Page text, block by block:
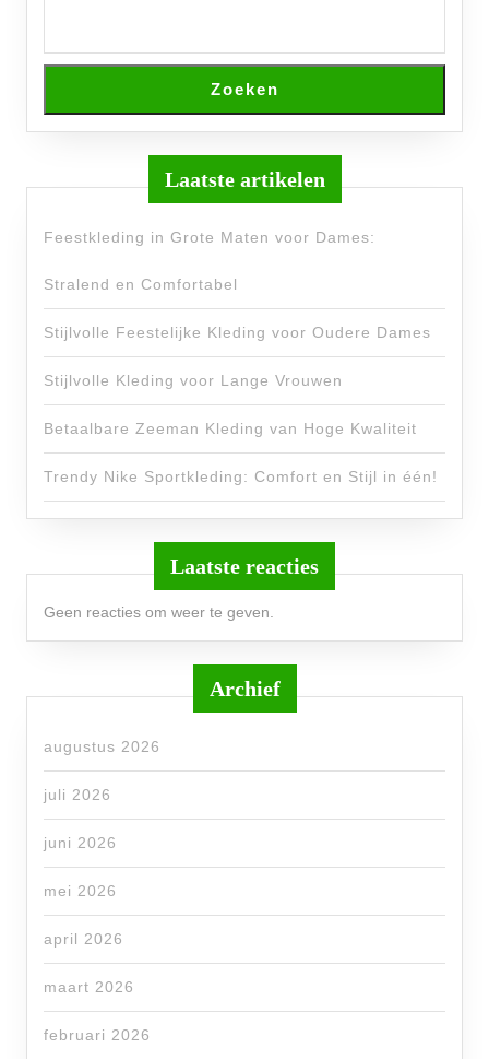
Zoeken
Laatste artikelen
Feestkleding in Grote Maten voor Dames:
Stralend en Comfortabel
Stijlvolle Feestelijke Kleding voor Oudere Dames
Stijlvolle Kleding voor Lange Vrouwen
Betaalbare Zeeman Kleding van Hoge Kwaliteit
Trendy Nike Sportkleding: Comfort en Stijl in één!
Laatste reacties
Geen reacties om weer te geven.
Archief
augustus 2026
juli 2026
juni 2026
mei 2026
april 2026
maart 2026
februari 2026